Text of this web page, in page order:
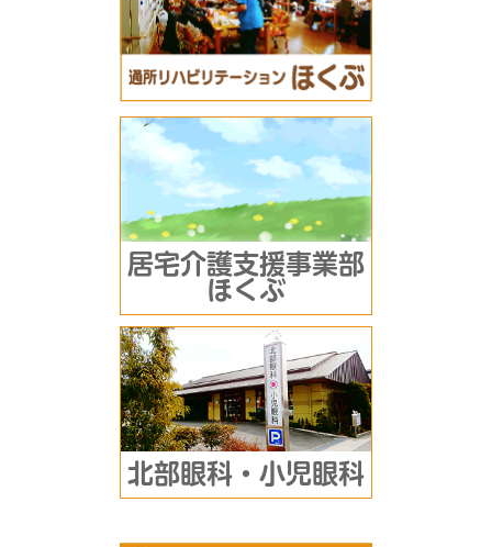
居宅介護支援事業部
ほくぶ
北部眼科・小児眼科